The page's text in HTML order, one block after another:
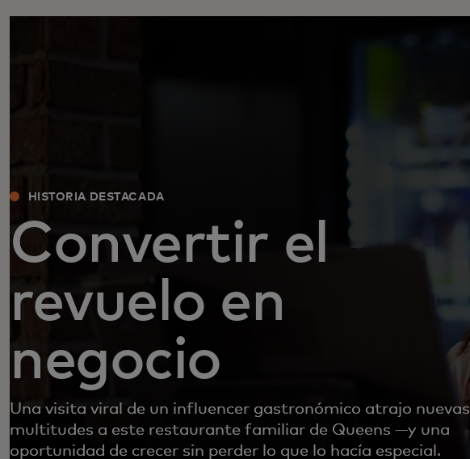
HISTORIA DESTACADA
Convertir el
revuelo en
negocio
Una visita viral de un influencer gastronómico atrajo nuevas
multitudes a este restaurante familiar de Queens —y una
oportunidad de crecer sin perder lo que lo hacía especial.